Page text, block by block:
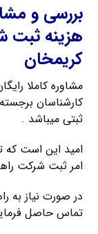
بررسی و
هزینه ثبت
کریمخان
مشاوره کاملا
کارشناسان
ثبتی میباشد .
امید این است که
امر ثبت شرکت
در صورت نیاز به
تماس حاصل